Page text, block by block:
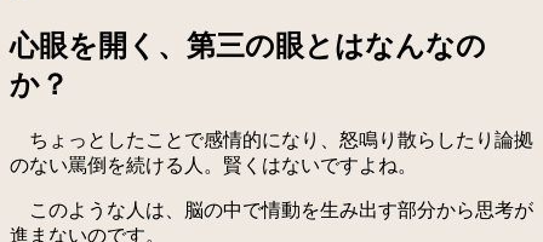
心眼を開く、第三の眼とはなんなの
か？
ちょっとしたことで感情的になり、怒鳴り散らしたり論拠
のない罵倒を続ける人。賢くはないですよね。
このような人は、脳の中で情動を生み出す部分から思考が
進まないのです。